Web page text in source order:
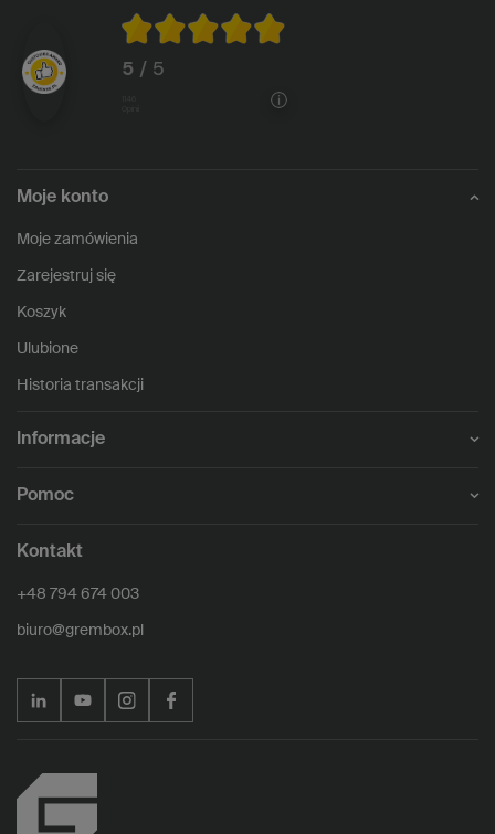
5 / 5
Moje konto
Moje zamówienia
Zarejestruj się
Koszyk
Ulubione
Historia transakcji
Informacje
Pomoc
Kontakt
+48 794 674 003
biuro@grembox.pl